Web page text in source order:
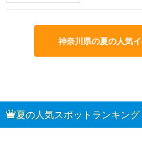
神奈川県の夏の人気
夏の人気スポットランキング